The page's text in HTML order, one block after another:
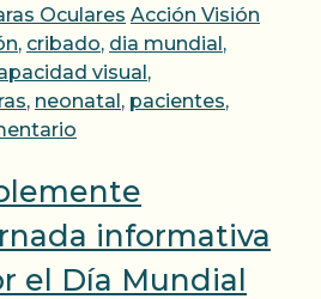
Oculares Etiquetas
Acción Visión
, cribado, dia mundial,
visual,
, neonatal, pacientes,
informativa
el Día Mundial